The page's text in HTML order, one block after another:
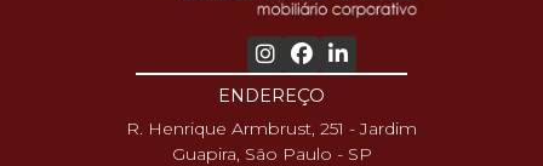
ENDEREÇO
R. Henrique Armbrust, 251 - Jardim
Guapira, São Paulo - SP